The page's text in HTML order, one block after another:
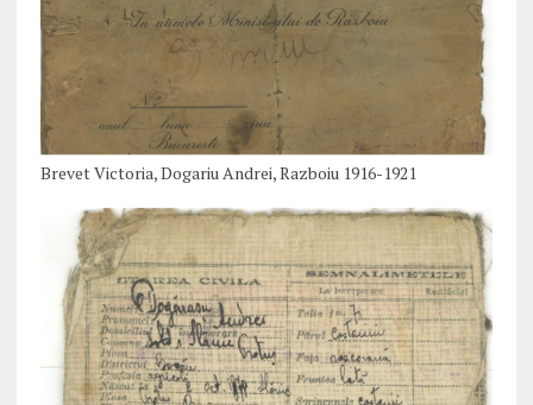
Brevet Victoria, Dogariu Andrei, Razboiu 1916-1921